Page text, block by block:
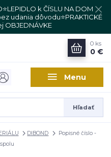
k ČÍSLU NA DOM
udania dôvodu⭐PRAKTICKÉ
OBJEDNÁVKE
Menu
Hľadať
0 ks
0 €
DIBOND
Popisné číslo -